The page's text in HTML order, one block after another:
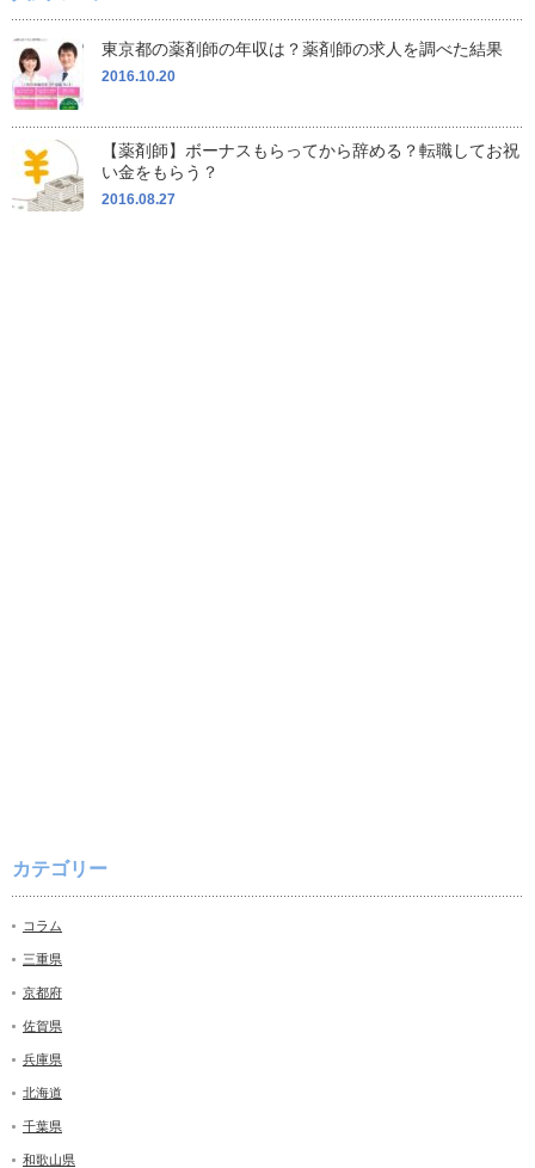
東京都の薬剤師の年収は？薬剤師の求人を調べた結果
2016.10.20
【薬剤師】ボーナスもらってから辞める？転職してお祝
い金をもらう？
2016.08.27
カテゴリー
コラム
三重県
京都府
佐賀県
兵庫県
北海道
千葉県
和歌山県